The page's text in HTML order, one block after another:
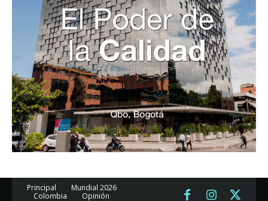
Principal
Mundial 2026
Colombia
Opinión